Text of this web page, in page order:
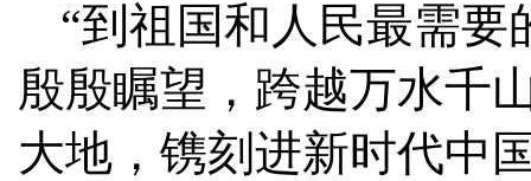
“到祖国和人民最需
殷殷瞩望，跨越万水千
大地，镌刻进新时代中